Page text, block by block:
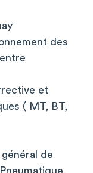
des
et
( MT, BT,
de